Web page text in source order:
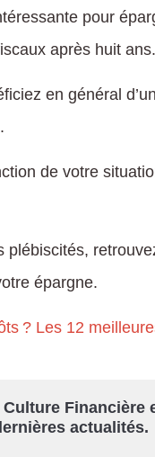
pour
après huit ans.
en général
de votre
plébiscités,
épargne.
? Les 12
Financière
actualités.